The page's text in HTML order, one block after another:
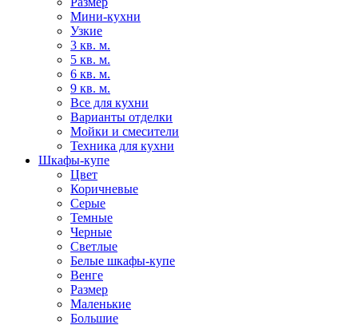
Мини-кухни
Узкие
3 кв. м.
5 кв. м.
6 кв. м.
9 кв. м.
Все для кухни
Варианты отделки
Мойки и смесители
Техника для кухни
Шкафы-купе
Цвет
Коричневые
Серые
Темные
Черные
Светлые
Белые шкафы-купе
Венге
Размер
Маленькие
Большие